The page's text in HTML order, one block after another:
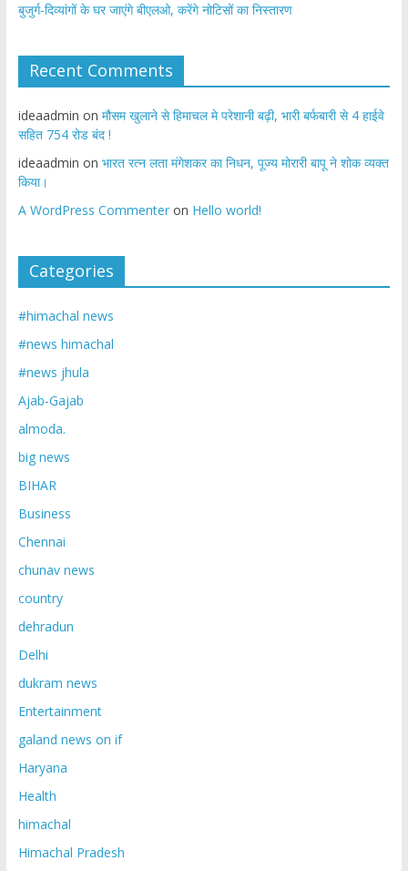
बुजुर्ग-दिव्यांगों के घर जाएंगे बीएलओ, करेंगे नोटिसों का निस्तारण
Recent Comments
ideaadmin on मौसम खुलाने से हिमाचल मे परेशानी बढ़ी, भारी बर्फबारी से 4 हाईवे
सहित 754 रोड बंद !
ideaadmin on भारत रत्न लता मंगेशकर का निधन, पूज्य मोरारी बापू ने शोक व्यक्त
किया।
A WordPress Commenteron Hello world!
Categories
#himachal news
#news himachal
#news jhula
Ajab-Gajab
almoda.
big news
BIHAR
Business
Chennai
chunav news
country
dehradun
Delhi
dukram news
Entertainment
galand news on if
Haryana
Health
himachal
Himachal Pradesh